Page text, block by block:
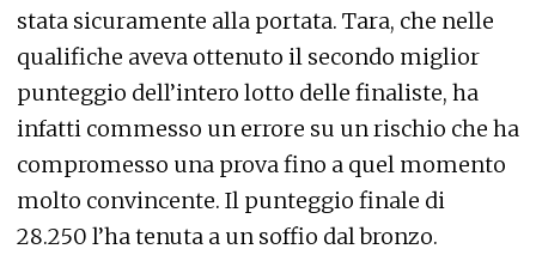
stata sicuramente alla portata. Tara, che nelle
qualifiche aveva ottenuto il secondo miglior
punteggio dell’intero lotto delle finaliste, ha
infatti commesso un errore su un rischio che ha
compromesso una prova fino a quel momento
molto convincente. Il punteggio finale di
28.250 l’ha tenuta a un soffio dal bronzo.